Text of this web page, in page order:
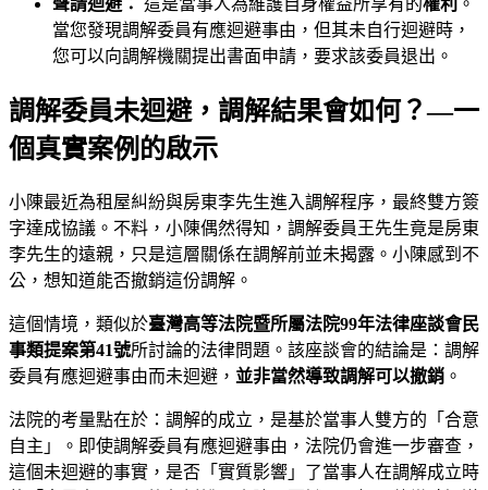
聲請迴避： 這是當事人為維護自身權益所享有的權利 。
當您發現調解委員有應迴避事由，但其未自行迴避時，
您可以向調解機關提出書面申請，要求該委員退出。
調解委員未迴避，調解結果會如何？—一
個真實案例的啟示
小陳最近為租屋糾紛與房東李先生進入調解程序，最終雙方簽
字達成協議。不料，小陳偶然得知，調解委員王先生竟是房東
李先生的遠親，只是這層關係在調解前並未揭露。小陳感到不
公，想知道能否撤銷這份調解。
這個情境，類似於臺灣高等法院暨所屬法院99年法律座談會民
事類提案第41號所討論的法律問題。該座談會的結論是：調解
委員有應迴避事由而未迴避， 並非當然導致調解可以撤銷 。
法院的考量點在於：調解的成立，是基於當事人雙方的「合意
自主」。即使調解委員有應迴避事由，法院仍會進一步審查，
這個未迴避的事實，是否「實質影響」了當事人在調解成立時